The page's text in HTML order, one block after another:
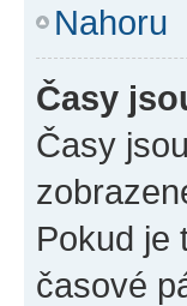
Nahoru
Časy
Časy
Pokud je
časové